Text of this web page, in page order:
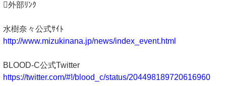
外部ﾘﾝｸ
水樹奈々公式ｻｲﾄ
http://www.mizukinana.jp/news/index_event.html
BLOOD-C公式Twitter
https://twitter.com/#!/blood_c/status/204498189720616960